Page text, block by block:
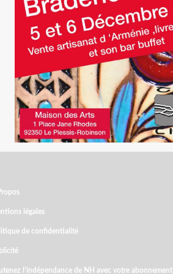
légales
de confidentialité
l’indépendance de NH avec votre abonnement